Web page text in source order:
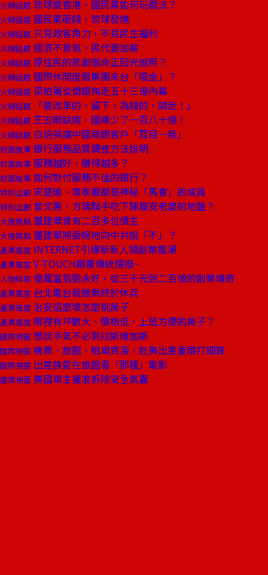
火線話題 琉球變香港，國民黨如何玩戲法？
火線話題 國民黨砸錢，琉球發燒
火線話題 只見政客角力，不見民生福利
火線話題 經濟不景氣，民代要加薪
火線話題 原住民的悲劇宿命正回光返照？
火線話題 國際休閒度假集團來台「吸金」？
火線話題 梁柏薰從僑銀掏走五十三億內幕
火線話題 「要改革的，留下，為錢的，請走！」
火線話題 王志剛缺席，國庫少了一百八十億！
火線話題 白培英讓中國商銀客戶「耳目一新」
封面故事 銀行服務品質調查方法說明
封面故事 服務越好，賺得越多？
封面故事 如何對付服務不佳的銀行？
特別企劃 宋楚瑜、章孝嚴都是神秘「馬會」的成員
特別企劃 曾文惠、方瑀聯手吃下陳履安老婆的地盤？
大陸焦點 董建華曾有二百多位債主
大陸焦點 董建華將委婉地向中共說「不」？
產業風雲 INTERNET引爆新新人類創業風潮
產業風雲 V-TOUCH顛覆傳統懦撥~
人物特寫 億萬富翁劉永好，從三千元到二百億的創業傳奇
產業風雲 台北電台裁撤案終於休兵
產業風雲 治安這麼壞怎麼挑房子
產業風雲 哪裡有坪數大、價格低，上班方便的房子？
國際視窗 想試手氣不必到拉斯維加斯
國際視窗 機票、旅館、租車齊漲，赴美出差要精打細算
國際視窗 出差族愛在旅館看「那種」電影
國際視窗 美國車主獲准拆除安全氣囊